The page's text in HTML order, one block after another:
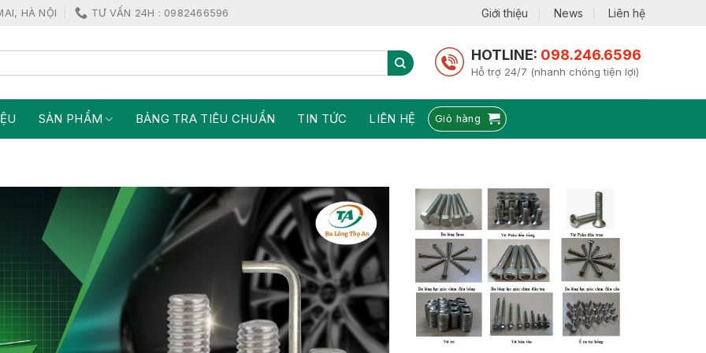
HÀ NỘI TƯ VẤN 24H : 0982466596 Giới thiệu News Liên hệ
HOTLINE: 098.246.6596
Hỗ trợ 24/7 (nhanh chóng tiện lợi)
SẢN PHẨM BẢNG TRA TIÊU CHUẨN TIN TỨC LIÊN HỆ Giỏ hàng